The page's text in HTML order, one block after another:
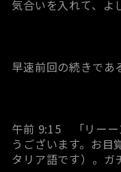
気合いを入れて、よ
早速前回の続きであ
午前 9:15 「リーー
うございます。お目
タリア語です）。ガ